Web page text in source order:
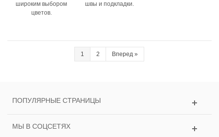
широким выбором
цветов.
швы и подкладки.
1 2 Вперед »
ПОПУЛЯРНЫЕ СТРАНИЦЫ
МЫ В СОЦСЕТЯХ